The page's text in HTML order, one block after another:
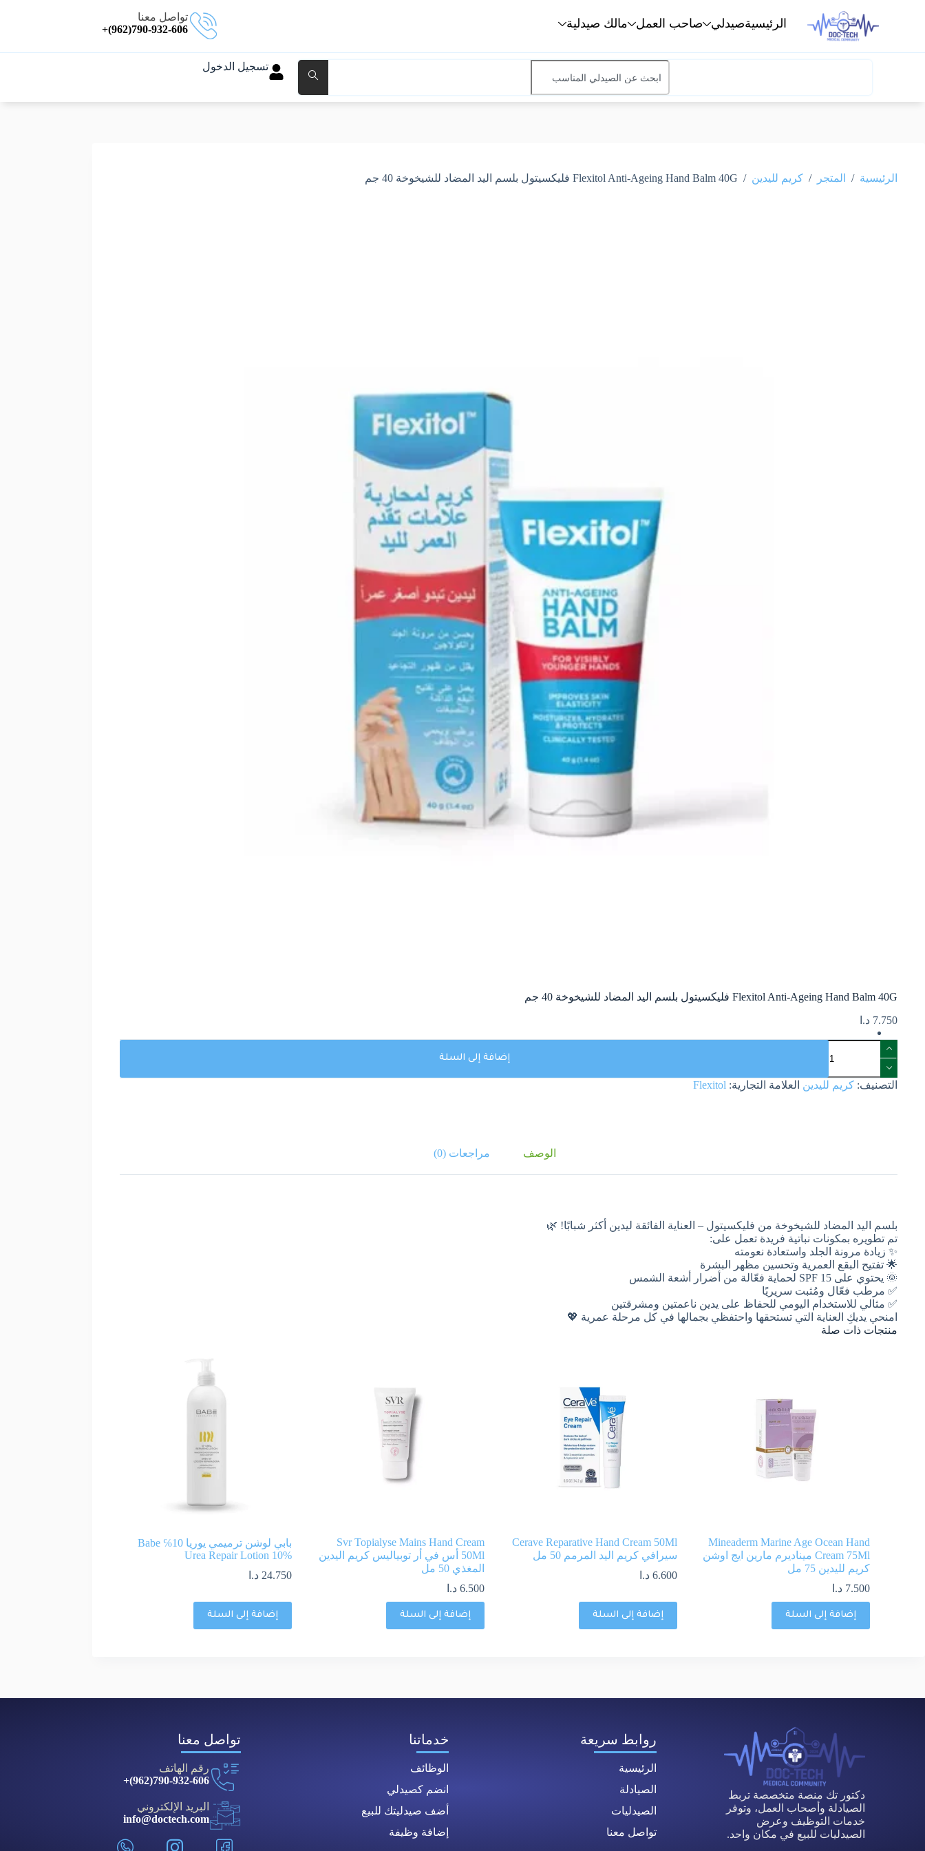
الرئيسيةصيدلي صاحب العمل مالك صيدلية
تواصل معنا
790-932-606(962)+
تسجيل الدخول
الرئيسية / المتجر / كريم لليدين / Flexitol Anti-Ageing Hand Balm 40G فليكسيتول بلسم اليد المضاد للشيخوخة 40 جم
Flexitol Anti-Ageing Hand Balm 40G فليكسيتول بلسم اليد المضاد للشيخوخة 40 جم
7.750 د.ا
إضافة إلى السلة
التصنيف: كريم لليدين العلامة التجارية: Flexitol
الوصف مراجعات (0)
بلسم اليد المضاد للشيخوخة من فليكسيتول – العناية الفائقة ليدين أكثر شبابًا! 🌿
تم تطويره بمكونات نباتية فريدة تعمل على:
✨ زيادة مرونة الجلد واستعادة نعومته
🌟 تفتيح البقع العمرية وتحسين مظهر البشرة
🌞 يحتوي على SPF 15 لحماية فعّالة من أضرار أشعة الشمس
✅ مرطب فعّال ومُثبت سريريًا
✅ مثالي للاستخدام اليومي للحفاظ على يدين ناعمتين ومشرقتين
امنحي يديكِ العناية التي تستحقها واحتفظي بجمالها في كل مرحلة عمرية 💖
منتجات ذات صلة
Mineaderm Marine Age Ocean Hand
Cream 75Ml ميناديرم مارين ايج اوشن
كريم لليدين 75 مل
7.500 د.ا
إضافة إلى السلة
Cerave Reparative Hand Cream 50Ml
سيرافي كريم اليد المرمم 50 مل
6.600 د.ا
إضافة إلى السلة
Svr Topialyse Mains Hand Cream
50Ml أس في أر توبياليس كريم اليدين
المغذي 50 مل
6.500 د.ا
إضافة إلى السلة
بابي لوشن ترميمي يوريا 10℅ Babe
Urea Repair Lotion 10%
24.750 د.ا
إضافة إلى السلة
دكتور تك منصة متخصصة تربط
الصيادلة وأصحاب العمل، وتوفر
خدمات التوظيف وعرض
الصيدليات للبيع في مكان واحد.
روابط سريعة
الرئيسية
الصيادلة
الصيدليات
تواصل معنا
خدماتنا
الوظائف
انضم كصيدلي
أضف صيدليتك للبيع
إضافة وظيفة
تواصل معنا
رقم الهاتف
790-932-606(962)+
البريد الإلكتروني
info@doctech.com